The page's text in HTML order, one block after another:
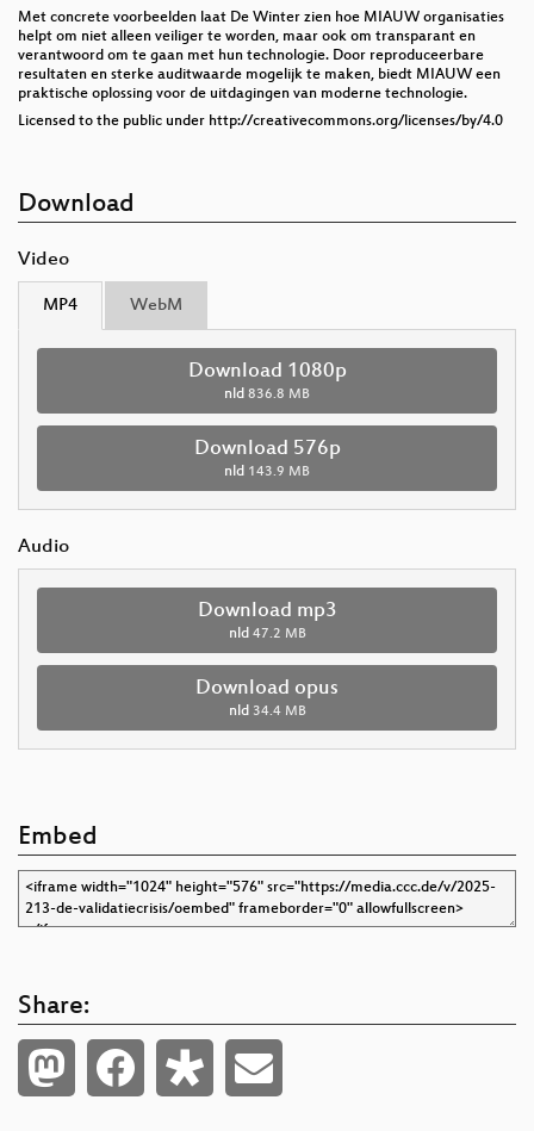
Met concrete voorbeelden laat De Winter zien hoe MIAUW organisaties
helpt om niet alleen veiliger te worden, maar ook om transparant en
verantwoord om te gaan met hun technologie. Door reproduceerbare
resultaten en sterke auditwaarde mogelijk te maken, biedt MIAUW een
praktische oplossing voor de uitdagingen van moderne technologie.
Licensed to the public under http://creativecommons.org/licenses/by/4.0
Download
Video
MP4 WebM
Download 1080p
nld 836.8 MB
Download 576p
nld 143.9 MB
Audio
Download mp3
nld 47.2 MB
Download opus
nld 34.4 MB
Embed
Share: